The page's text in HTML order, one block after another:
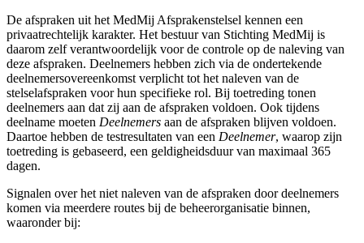
De afspraken uit het MedMij Afsprakenstelsel kennen een
privaatrechtelijk karakter. Het bestuur van Stichting MedMij is
daarom zelf verantwoordelijk voor de controle op de naleving van
deze afspraken. Deelnemers hebben zich via de ondertekende
deelnemersovereenkomst verplicht tot het naleven van de
stelselafspraken voor hun specifieke rol. Bij toetreding tonen
deelnemers aan dat zij aan de afspraken voldoen. Ook tijdens
deelname moeten Deelnemers aan de afspraken blijven voldoen.
Daartoe hebben de testresultaten van een Deelnemer, waarop zijn
toetreding is gebaseerd, een geldigheidsduur van maximaal 365
dagen.
Signalen over het niet naleven van de afspraken door deelnemers
komen via meerdere routes bij de beheerorganisatie binnen,
waaronder bij: